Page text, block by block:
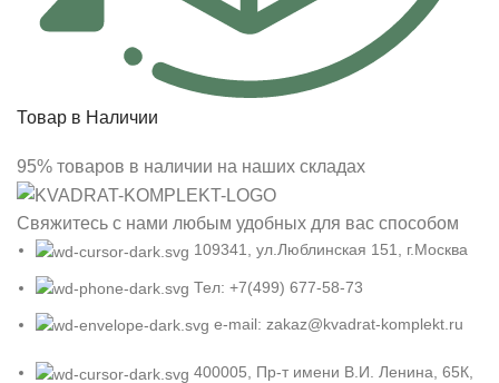
Товар в Наличии
95% товаров в наличии на наших складах
Свяжитесь с нами любым удобных для вас способом
109341, ул.Люблинская 151, г.Москва
Тел: +7(499) 677-58-73
e-mail: zakaz@kvadrat-komplekt.ru
400005, Пр-т имени В.И. Ленина, 65К,